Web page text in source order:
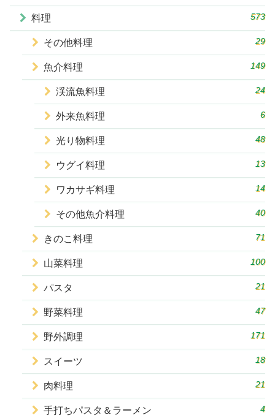
料理 573
その他料理 29
魚介料理 149
渓流魚料理 24
外来魚料理 6
光り物料理 48
ウグイ料理 13
ワカサギ料理 14
その他魚介料理 40
きのこ料理 71
山菜料理 100
パスタ 21
野菜料理 47
野外調理 171
スイーツ 18
肉料理 21
手打ちパスタ＆ラーメン 4